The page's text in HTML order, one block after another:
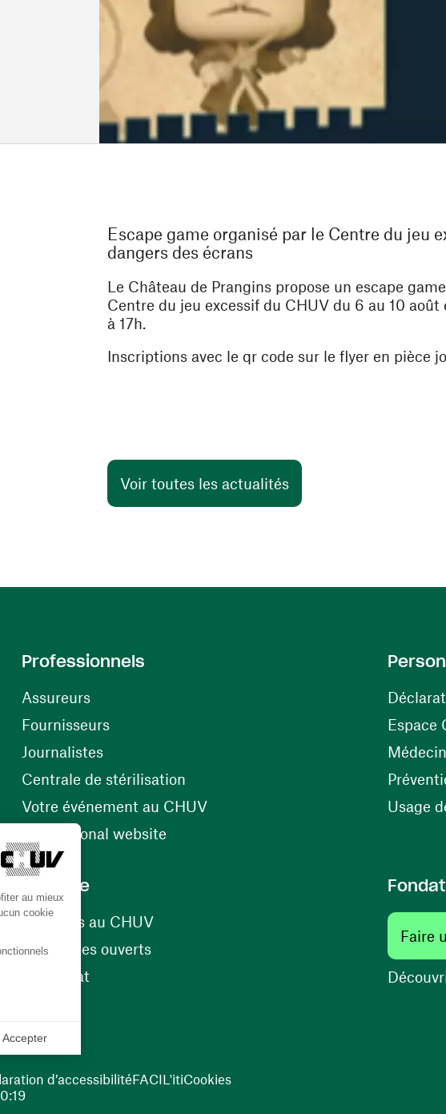
fenêtre)
Escape game organisé par le Centre du jeu
dangers des écrans
Le Château de Prangins propose un escape
Centre du jeu excessif du CHUV du 6 au 10
à 17h.
Inscriptions avec le qr code sur le flyer en pièce
Voir toutes les actualités
Professionnels
Assureurs
Fournisseurs(ouvre une nouvelle fenêtre)
Journalistes
Centrale de stérilisation
Votre événement au CHUV(ouvre une nouvelle fenêtre)
International website
Espace
Usage
Carrière
Carrières au CHUV(ouvre une nouvelle fenêtre)
Nos postes ouverts(ouvre une nouvelle fenêtre)
Bénévolat
Faire
d’accessibilitéFACIL'itiCookies